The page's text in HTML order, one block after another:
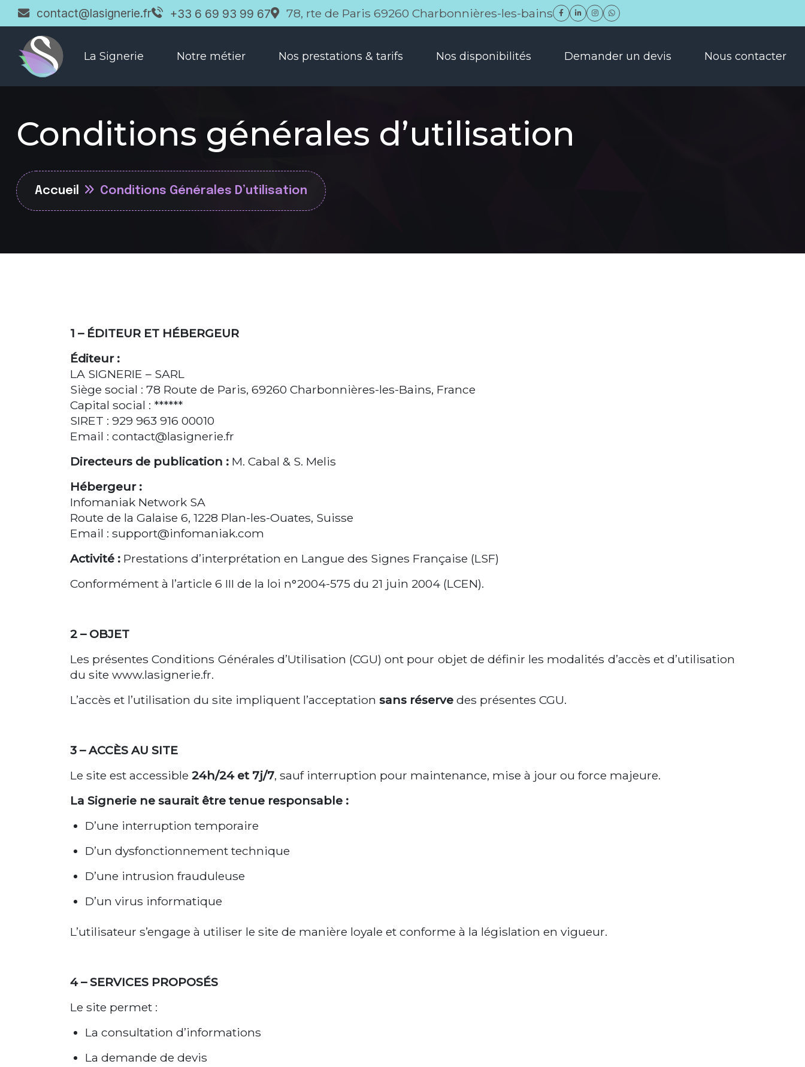
contact@lasignerie.fr +33 6 69 93 99 67 78, rte de Paris 69260 Charbonnières-les-bains
La Signerie Notre métier Nos prestations & tarifs Nos disponibilités Demander un devis Nous contacter
Conditions générales d’utilisation
Accueil Conditions Générales D’utilisation
1 – ÉDITEUR ET HÉBERGEUR
Éditeur :
LA SIGNERIE – SARL
Siège social : 78 Route de Paris, 69260 Charbonnières-les-Bains, France
Capital social : ******
SIRET : 929 963 916 00010
Email : contact@lasignerie.fr
Directeurs de publication : M. Cabal & S. Melis
Hébergeur :
Infomaniak Network SA
Route de la Galaise 6, 1228 Plan-les-Ouates, Suisse
Email : support@infomaniak.com
Activité : Prestations d’interprétation en Langue des Signes Française (LSF)
Conformément à l’article 6 III de la loi n°2004-575 du 21 juin 2004 (LCEN).
2 – OBJET
Les présentes Conditions Générales d’Utilisation (CGU) ont pour objet de définir les modalités d’accès et d’utilisation
du site www.lasignerie.fr.
L’accès et l’utilisation du site impliquent l’acceptation sans réserve des présentes CGU.
3 – ACCÈS AU SITE
Le site est accessible 24h/24 et 7j/7, sauf interruption pour maintenance, mise à jour ou force majeure.
La Signerie ne saurait être tenue responsable :
D’une interruption temporaire
D’un dysfonctionnement technique
D’une intrusion frauduleuse
D’un virus informatique
L’utilisateur s’engage à utiliser le site de manière loyale et conforme à la législation en vigueur.
4 – SERVICES PROPOSÉS
Le site permet :
La consultation d’informations
La demande de devis